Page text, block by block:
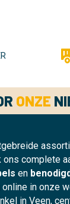
ONZE
complete
en
in onze
in Veen,